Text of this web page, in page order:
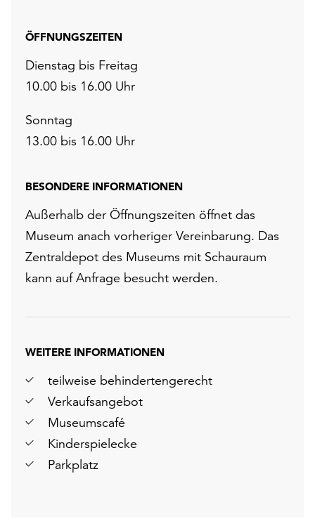
ÖFFNUNGSZEITEN
Dienstag bis Freitag
10.00 bis 16.00 Uhr
Sonntag
13.00 bis 16.00 Uhr
BESONDERE INFORMATIONEN
Außerhalb der Öffnungszeiten öffnet das
Museum anach vorheriger Vereinbarung. Das
Zentraldepot des Museums mit Schauraum
kann auf Anfrage besucht werden.
WEITERE INFORMATIONEN
teilweise behindertengerecht
Verkaufsangebot
Museumscafé
Kinderspielecke
Parkplatz